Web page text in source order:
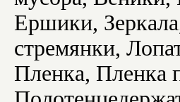
Ершики,
стремянки,
Пленка, Пленка